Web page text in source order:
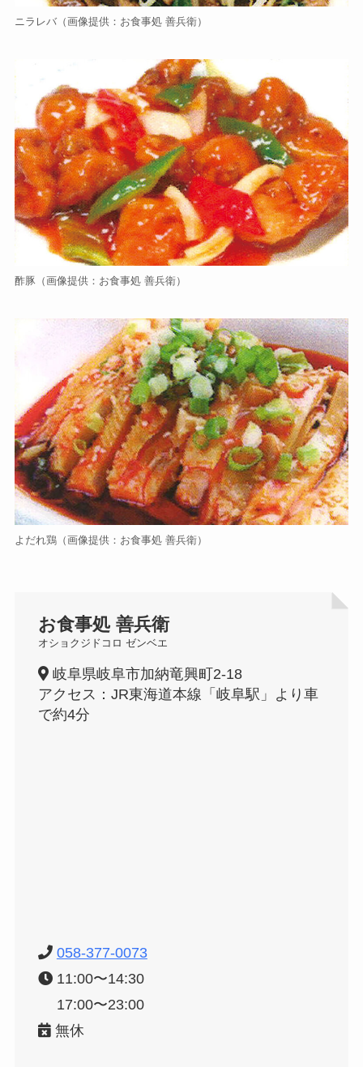
ニラレバ（画像提供：お食事処 善兵衛）
酢豚（画像提供：お食事処 善兵衛）
よだれ鶏（画像提供：お食事処 善兵衛）
お食事処 善兵衛
オショクジドコロ ゼンベエ
岐阜県岐阜市加納竜興町2-18
アクセス：JR東海道本線「岐阜駅」より車
で約4分
058-377-0073
11:00〜14:30
17:00〜23:00
無休